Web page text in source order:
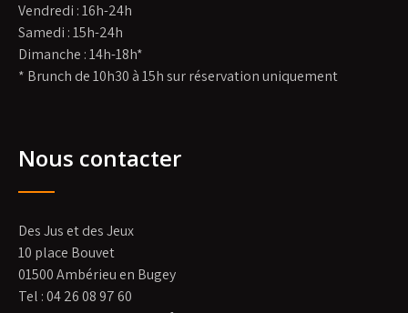
Vendredi : 16h-24h
Samedi : 15h-24h
Dimanche : 14h-18h*
* Brunch de 10h30 à 15h sur réservation uniquement
Nous contacter
Des Jus et des Jeux
10 place Bouvet
01500 Ambérieu en Bugey
Tel : 04 26 08 97 60